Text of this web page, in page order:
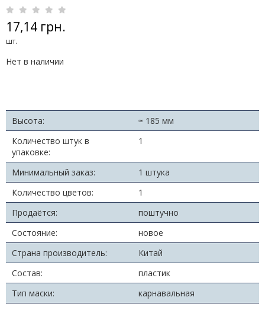
17,14 грн.
шт.
Нет в наличии
Высота:
≈ 185 мм
Количество штук в
упаковке:
1
Минимальный заказ:
1 штука
Количество цветов:
1
Продаётся:
поштучно
Состояние:
новое
Страна производитель:
Китай
Состав:
пластик
Тип маски:
карнавальная